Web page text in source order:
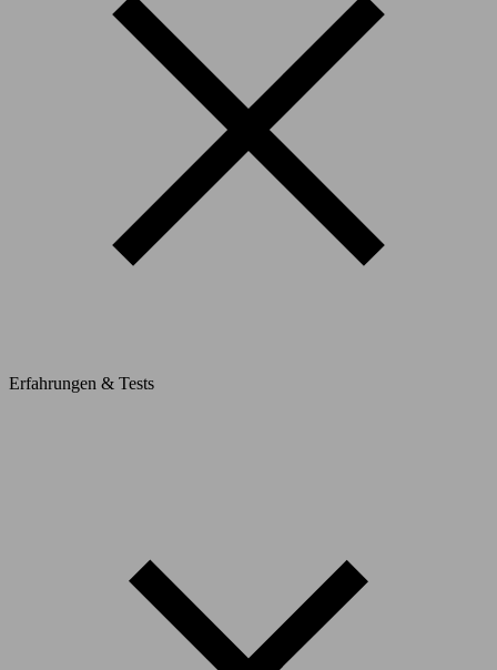
Erfahrungen & Tests